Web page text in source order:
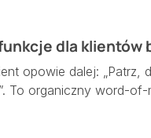
dla klientów
opowie dalej: „Patrz,
To organiczny word-